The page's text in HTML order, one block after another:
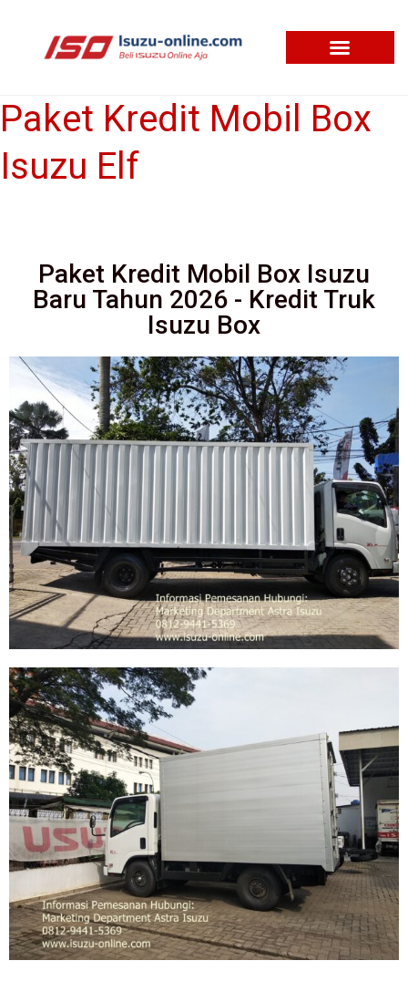
Paket Kredit Mobil Box
Isuzu Elf
Paket Kredit Mobil Box Isuzu
Baru Tahun 2026 - Kredit Truk
Isuzu Box
Paket
Kredit
Mobil